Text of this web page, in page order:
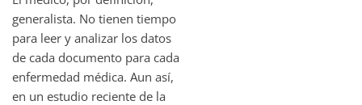
generalista. No tienen tiempo
para leer y analizar los datos
de cada documento para cada
enfermedad médica. Aun así,
en un estudio reciente de la